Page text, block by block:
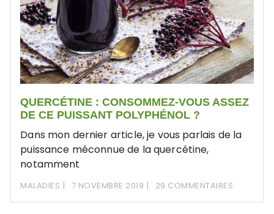
QUERCÉTINE : CONSOMMEZ-VOUS ASSEZ
DE CE PUISSANT POLYPHÉNOL ?
Dans mon dernier article, je vous parlais de la
puissance méconnue de la quercétine,
notamment
MALADIES 7 NOVEMBRE 2019 29 COMMENTAIRES